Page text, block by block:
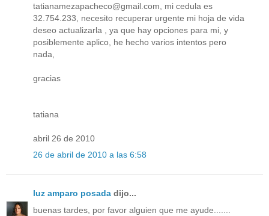
tatianamezapacheco@gmail.com, mi cedula es
32.754.233, necesito recuperar urgente mi hoja de vida
deseo actualizarla , ya que hay opciones para mi, y
posiblemente aplico, he hecho varios intentos pero
nada,
gracias
tatiana
abril 26 de 2010
26 de abril de 2010 a las 6:58
luz amparo posada dijo...
buenas tardes, por favor alguien que me ayude.......